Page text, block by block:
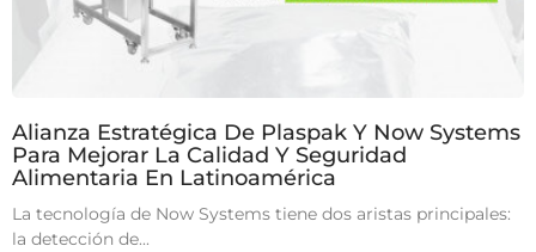
Alianza Estratégica De Plaspak Y Now Systems
Para Mejorar La Calidad Y Seguridad
Alimentaria En Latinoamérica
La tecnología de Now Systems tiene dos aristas principales:
la detección de...